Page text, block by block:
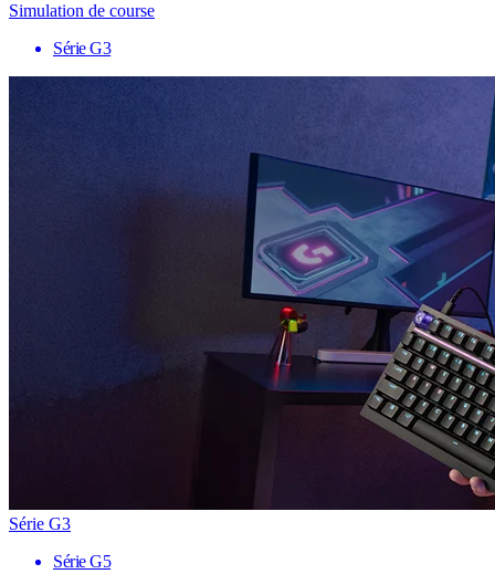
Simulation de course
Série G3
Série G3
Série G5